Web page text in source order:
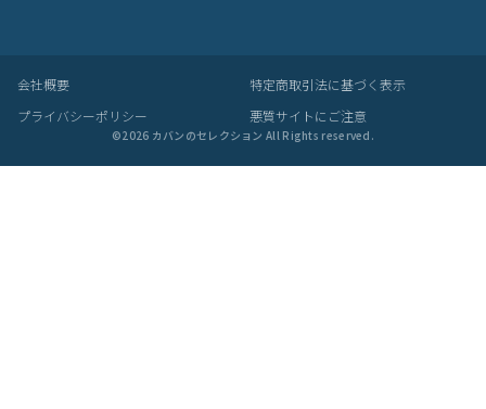
会社概要
特定商取引法に基づく表示
プライバシーポリシー
悪質サイトにご注意
©2026 カバンのセレクション All Rights reserved.